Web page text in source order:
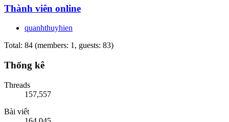
Thành viên online
quanhthuyhien
Total: 84 (members: 1, guests: 83)
Thống kê
Threads
157,557
Bài viết